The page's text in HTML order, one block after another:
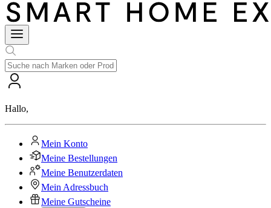
Hallo,
Mein Konto
Meine Bestellungen
Meine Benutzerdaten
Mein Adressbuch
Meine Gutscheine